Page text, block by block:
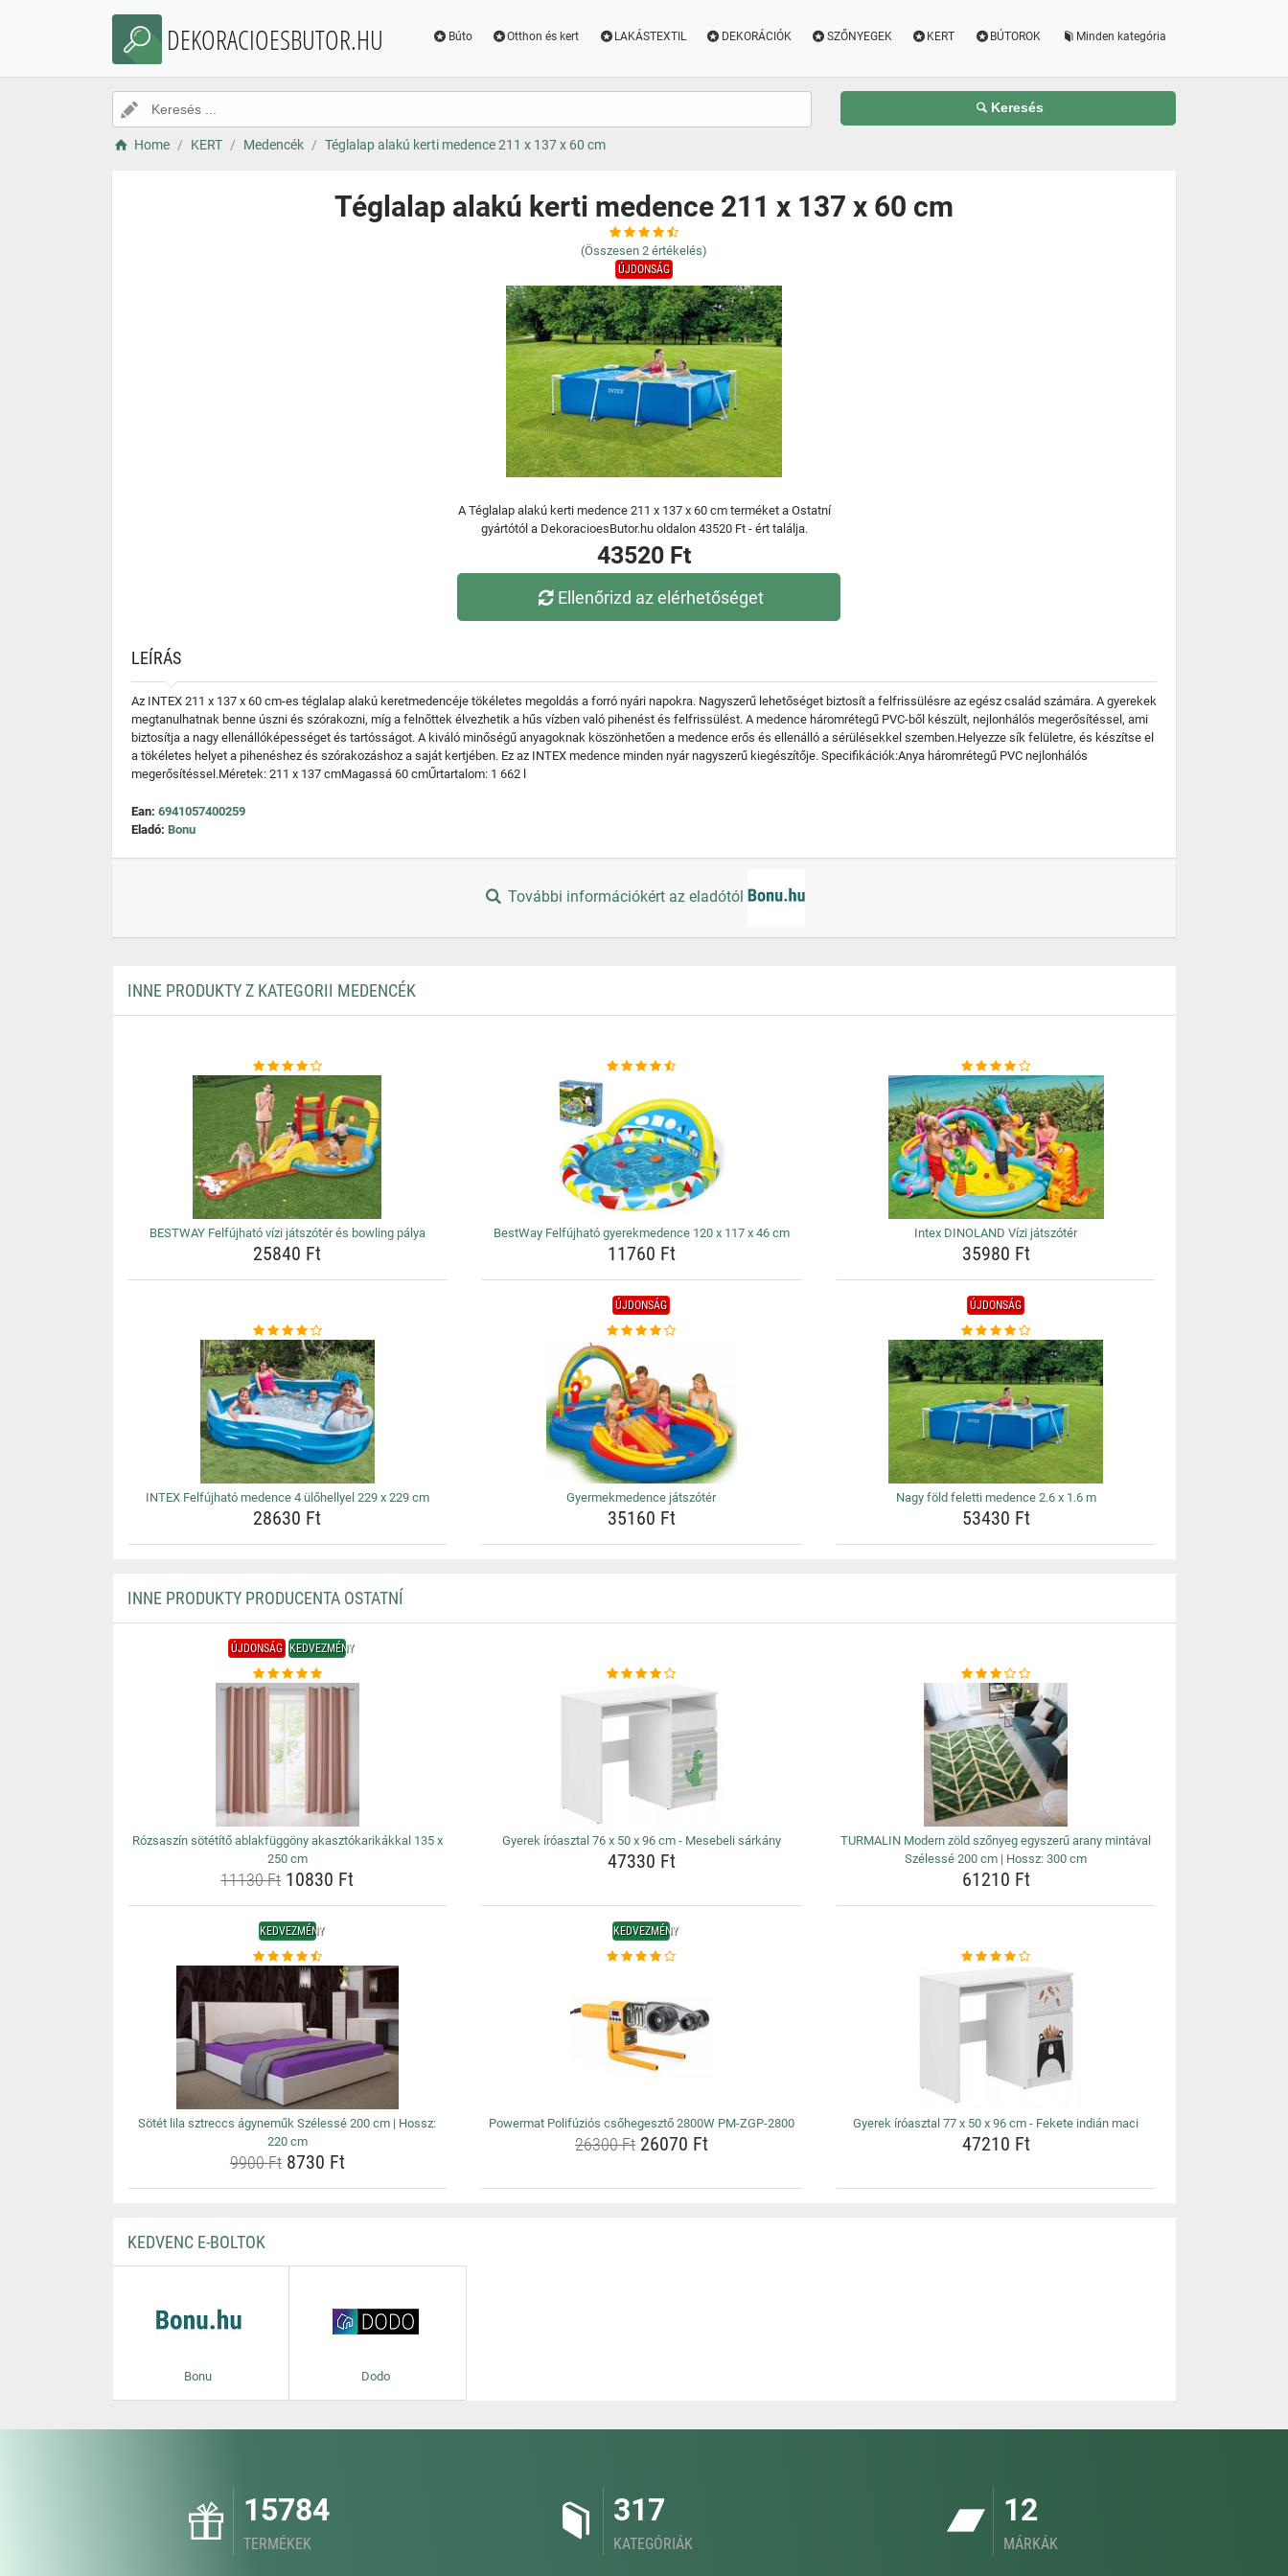
DEKORACIOESBUTOR.HU Búto Otthon és kert LAKÁSTEXTIL DEKORÁCIÓK SZŐNYEGEK KERT BÚTOROK Minden kategória
Keresés
Home KERT Medencék Téglalap alakú kerti medence 211 x 137 x 60 cm
Téglalap alakú kerti medence 211 x 137 x 60 cm
(Összesen 2 értékelés)
ÚJDONSÁG
A Téglalap alakú kerti medence 211 x 137 x 60 cm terméket a Ostatní
gyártótól a DekoracioesButor.hu oldalon 43520 Ft - ért találja.
43520 Ft
Ellenőrizd az elérhetőséget
LEÍRÁS
Az INTEX 211 x 137 x 60 cm-es téglalap alakú keretmedencéje tökéletes megoldás a forró nyári napokra. Nagyszerű lehetőséget biztosít a felfrissülésre az egész család számára. A gyerekek
megtanulhatnak benne úszni és szórakozni, míg a felnőttek élvezhetik a hűs vízben való pihenést és felfrissülést. A medence háromrétegű PVC-ből készült, nejlonhálós megerősítéssel, ami
biztosítja a nagy ellenállóképességet és tartósságot. A kiváló minőségű anyagoknak köszönhetően a medence erős és ellenálló a sérülésekkel szemben.Helyezze sík felületre, és készítse el
a tökéletes helyet a pihenéshez és szórakozáshoz a saját kertjében. Ez az INTEX medence minden nyár nagyszerű kiegészítője. Specifikációk:Anya háromrétegű PVC nejlonhálós
megerősítéssel.Méretek: 211 x 137 cmMagassá 60 cmŰrtartalom: 1 662 l
Ean: 6941057400259
Eladó: Bonu
További információkért az eladótól
INNE PRODUKTY Z KATEGORII MEDENCÉK
BESTWAY Felfújható vízi játszótér és bowling pálya
25840 Ft
BestWay Felfújható gyerekmedence 120 x 117 x 46 cm
11760 Ft
Intex DINOLAND Vízi játszótér
35980 Ft
INTEX Felfújható medence 4 ülőhellyel 229 x 229 cm
28630 Ft
ÚJDONSÁG
Gyermekmedence játszótér
35160 Ft
ÚJDONSÁG
Nagy föld feletti medence 2.6 x 1.6 m
53430 Ft
INNE PRODUKTY PRODUCENTA OSTATNÍ
ÚJDONSÁG KEDVEZMÉNY
Rózsaszín sötétítő ablakfüggöny akasztókarikákkal 135 x
250 cm
11130 Ft10830 Ft
Gyerek íróasztal 76 x 50 x 96 cm - Mesebeli sárkány
47330 Ft
TURMALIN Modern zöld szőnyeg egyszerű arany mintával
Szélessé 200 cm | Hossz: 300 cm
61210 Ft
KEDVEZMÉNY
Sötét lila sztreccs ágyneműk Szélessé 200 cm | Hossz:
220 cm
9900 Ft8730 Ft
KEDVEZMÉNY
Powermat Polifúziós csőhegesztő 2800W PM-ZGP-2800
26300 Ft26070 Ft
Gyerek íróasztal 77 x 50 x 96 cm - Fekete indián maci
47210 Ft
KEDVENC E-BOLTOK
Bonu Dodo
15784
TERMÉKEK
317
KATEGÓRIÁK
12
MÁRKÁK